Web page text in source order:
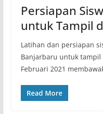
Persiapan
untuk Tampil
Latihan dan persiapan
Banjarbaru untuk tampil
Februari 2021
Read More